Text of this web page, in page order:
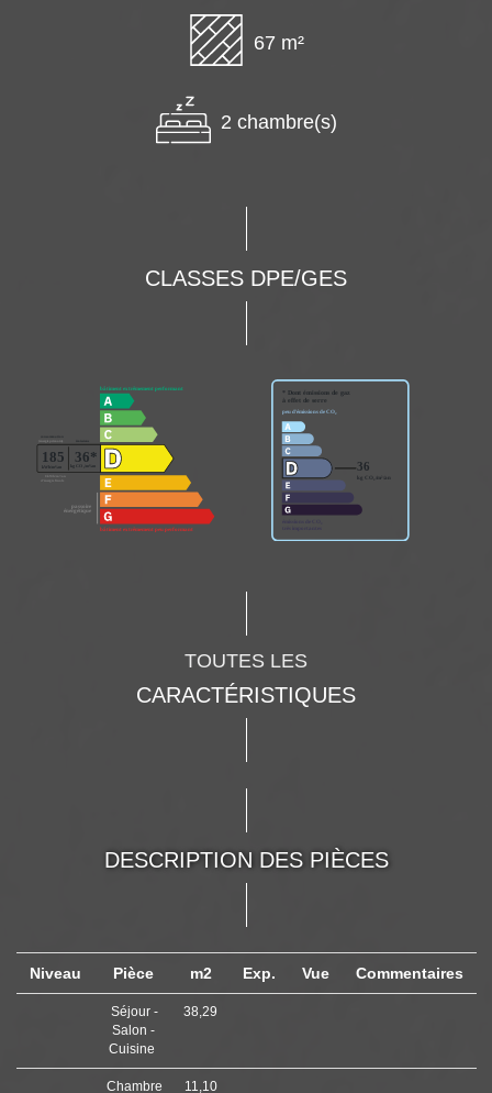
67 m²
2 chambre(s)
CLASSES DPE/GES
TOUTES LES
CARACTÉRISTIQUES
DESCRIPTION DES PIÈCES
Niveau Pièce m2 Exp. Vue Commentaires
Séjour -
Salon -
Cuisine
38,29
Chambre 11,10